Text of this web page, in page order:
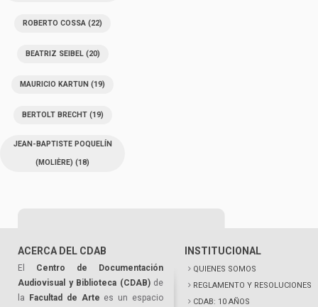
ROBERTO COSSA (22)
BEATRIZ SEIBEL(20)
MAURICIO KARTUN (19)
BERTOLT BRECHT(19)
JEAN-BAPTISTE POQUELÍN
(MOLIÈRE) (18)
ACERCA DEL CDAB
El Centro de Documentación
Audiovisual y Biblioteca (CDAB)de
la
Facultad de Arte es un espacio
INSTITUCIONAL
QUIENES SOMOS
REGLAMENTO Y RESOLUCIONES
CDAB: 10 AÑOS